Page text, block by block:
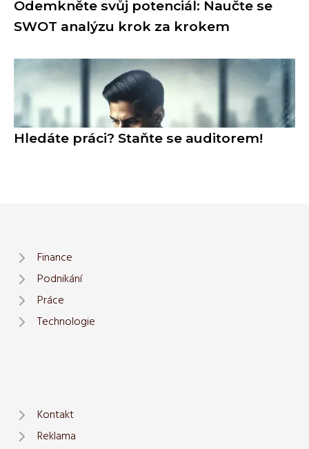
Odemkněte svůj potenciál: Naučte se
SWOT analýzu krok za krokem
Hledáte práci? Staňte se auditorem!
Finance
Podnikání
Práce
Technologie
Kontakt
Reklama